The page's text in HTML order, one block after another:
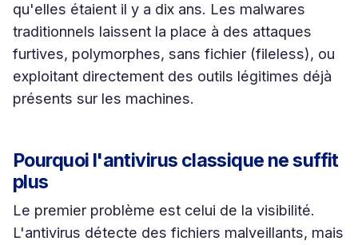
qu'elles étaient il y a dix ans. Les malwares
traditionnels laissent la place à des attaques
furtives, polymorphes, sans fichier (fileless), ou
exploitant directement des outils légitimes déjà
présents sur les machines.
Pourquoi l'antivirus classique ne suffit
plus
Le premier problème est celui de la visibilité.
L'antivirus détecte des fichiers malveillants, mais